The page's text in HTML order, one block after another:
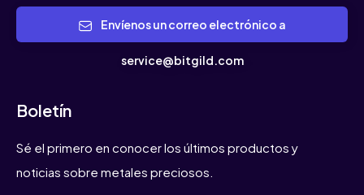
service@bitgild.com
Boletín
Sé el primero en conocer los últimos productos y
noticias sobre metales preciosos.